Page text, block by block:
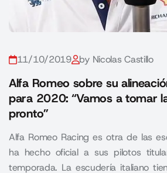
11/10/2019 by Nicolas Castillo
Alfa Romeo sobre su
para 2020: “Vamos a tomar
pronto”
Alfa Romeo Racing es otra de las
ha hecho oficial a sus pilotos
temporada. La escudería italiano